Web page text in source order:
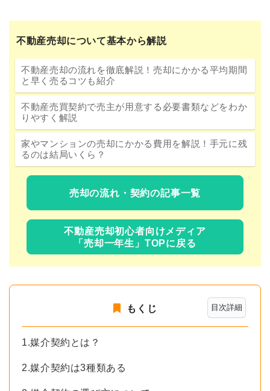
不動産売却について基本から解説
不動産売却の流れを徹底解説！売却にかかる平均期間
と早く売るコツも紹介
不動産売買契約で売主が用意する必要書類などをわか
りやすく解説
家やマンションの売却にかかる費用を解説！手元に残
るのは結局いくら？
売却の流れ・契約の記事一覧
不動産売却初心者向けメディア
「売却一年生」TOPに戻る
目次詳細
もくじ
1.媒介契約とは？
2.媒介契約は3種類ある